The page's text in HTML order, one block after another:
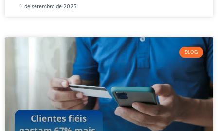
1 de setembro de 2025
BLOG